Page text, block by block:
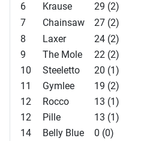
6
Krause
29 (2)
7
Chainsaw
27 (2)
8
Laxer
24 (2)
9
The Mole
22 (2)
10
Steeletto
20 (1)
11
Gymlee
19 (2)
12
Rocco
13 (1)
12
Pille
13 (1)
14
Belly Blue 0 (0)